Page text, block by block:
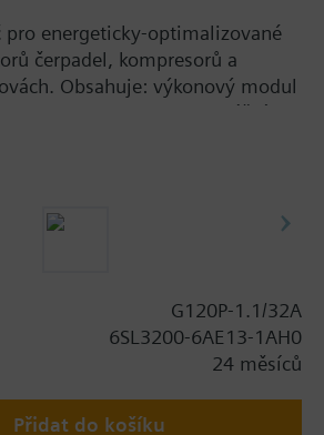
pro energeticky-optimalizované
čerpadel, kompresorů a
Obsahuje: výkonový modul
CU230P-2-BT s montážním
bez panelu.
pro výkonový modul se
G120P-1.1/32A
6SL3200-6AE13-1AH0
24 měsíců
Přidat do košíku